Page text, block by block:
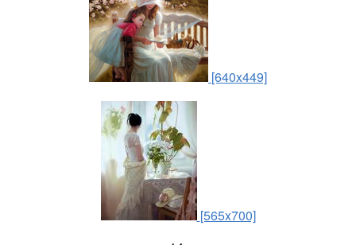
[640x449]
[565x700]